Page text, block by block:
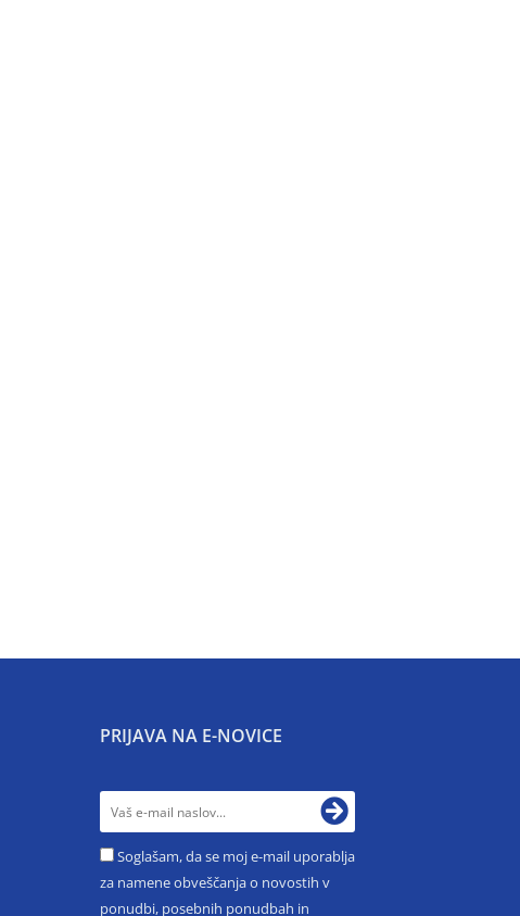
PRIJAVA NA E-NOVICE
Soglašam, da se moj e-mail uporablja
za namene obveščanja o novostih v
ponudbi, posebnih ponudbah in